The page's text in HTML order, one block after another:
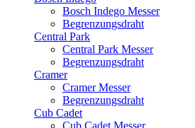
Bosch Indego Messer
Begrenzungsdraht
Central Park
Central Park Messer
Begrenzungsdraht
Cramer
Cramer Messer
Begrenzungsdraht
Cub Cadet